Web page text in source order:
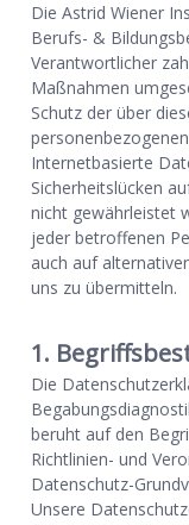
Die Astrid Wiener
Berufs- &
Verantwortlicher
Maßnahmen
Schutz der über
Internetbasierte
Sicherheitslücken
nicht gewährleistet
jeder betroffenen
auch auf
uns zu übermitteln.
1.
Die
beruht auf den
Richtlinien- und
Datenschutz-
Unsere